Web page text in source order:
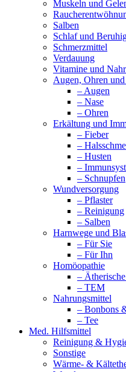
Muskeln und
Salben
Schlaf und
Schmerzmittel
Verdauung
Vitamine und
Augen, Ohren
– Augen
– Nase
– Ohren
Erkältung und
– Fieber
–
– Husten
–
– Schnupfen
Wundversorgung
– Pflaster
– Reinigung
– Salben
Harnwege und
– Für Sie
– Für Ihn
Homöopathie
–
– TEM
Nahrungsmittel
– Bonbons
– Tee
Med. Hilfsmittel
Reinigung &
Sonstige
Wärme- &